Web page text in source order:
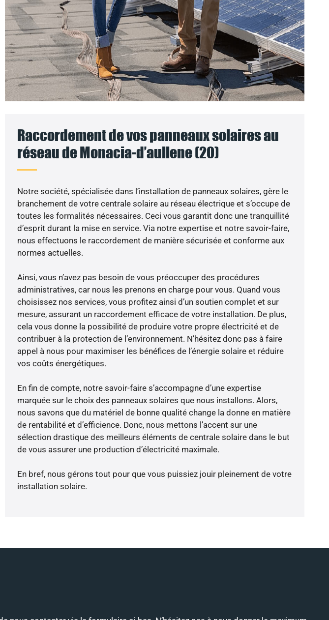
Raccordement de vos panneaux solaires au
réseau de Monacia-d’aullene (20)
Notre société, spécialisée dans l’installation de panneaux solaires, gère le
branchement de votre centrale solaire au réseau électrique et s’occupe de
toutes les formalités nécessaires. Ceci vous garantit donc une tranquillité
d’esprit durant la mise en service. Via notre expertise et notre savoir-faire,
nous effectuons le raccordement de manière sécurisée et conforme aux
normes actuelles.
Ainsi, vous n’avez pas besoin de vous préoccuper des procédures
administratives, car nous les prenons en charge pour vous. Quand vous
choisissez nos services, vous profitez ainsi d’un soutien complet et sur
mesure, assurant un raccordement efficace de votre installation. De plus,
cela vous donne la possibilité de produire votre propre électricité et de
contribuer à la protection de l’environnement. N’hésitez donc pas à faire
appel à nous pour maximiser les bénéfices de l’énergie solaire et réduire
vos coûts énergétiques.
En fin de compte, notre savoir-faire s’accompagne d’une expertise
marquée sur le choix des panneaux solaires que nous installons. Alors,
nous savons que du matériel de bonne qualité change la donne en matière
de rentabilité et d’efficience. Donc, nous mettons l’accent sur une
sélection drastique des meilleurs éléments de centrale solaire dans le but
de vous assurer une production d’électricité maximale.
En bref, nous gérons tout pour que vous puissiez jouir pleinement de votre
installation solaire.